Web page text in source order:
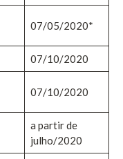
07/05/2020*
07/10/2020
07/10/2020
a partir de
julho/2020